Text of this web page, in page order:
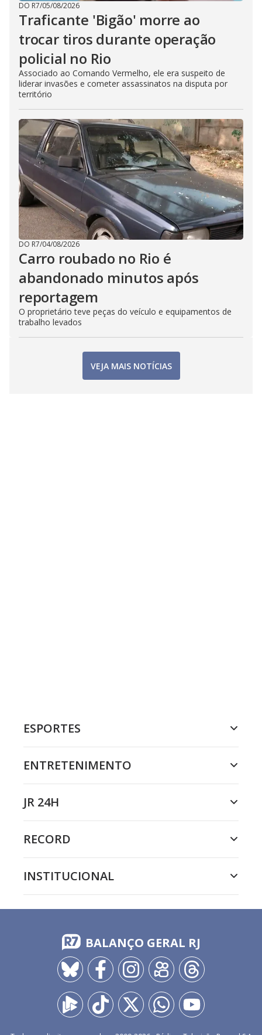
DO R7/05/08/2026
Traficante 'Bigão' morre ao
trocar tiros durante operação
policial no Rio
Associado ao Comando Vermelho, ele era suspeito de
liderar invasões e cometer assassinatos na disputa por
território
DO R7/04/08/2026
Carro roubado no Rio é
abandonado minutos após
reportagem
O proprietário teve peças do veículo e equipamentos de
trabalho levados
VEJA MAIS NOTÍCIAS
ESPORTES
ENTRETENIMENTO
JR 24H
RECORD
INSTITUCIONAL
BALANÇO GERAL RJ